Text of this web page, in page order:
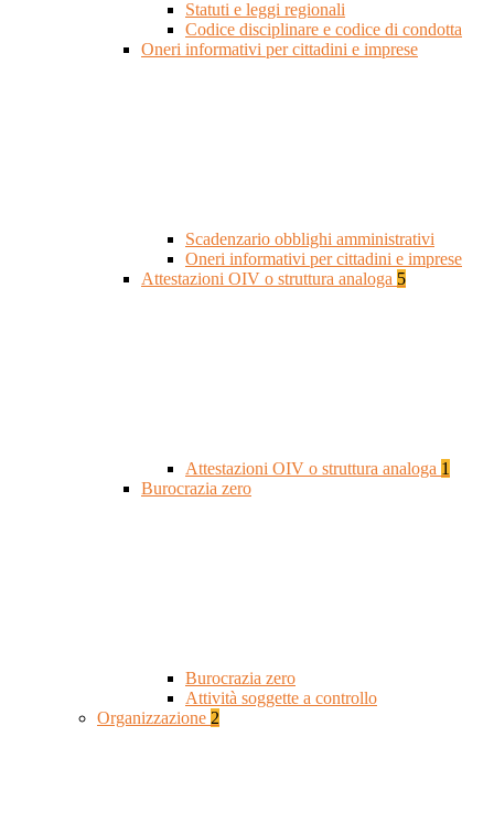
Statuti e leggi regionali
Codice disciplinare e codice di condotta
Oneri informativi per cittadini e imprese
Scadenzario obblighi amministrativi
Oneri informativi per cittadini e imprese
Attestazioni OIV o struttura analoga 5
Attestazioni OIV o struttura analoga 1
Burocrazia zero
Burocrazia zero
Attività soggette a controllo
Organizzazione 2